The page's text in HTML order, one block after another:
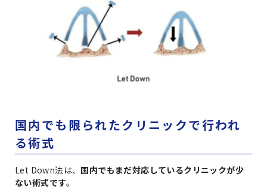
国内でも限られたクリニックで行われ
る術式
Let Down法は、 国内でもまだ対応しているクリニックが少
ない術式です。